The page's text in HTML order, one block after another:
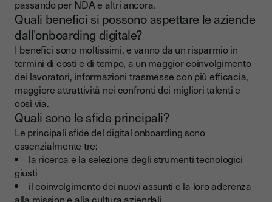
passando per NDA e altri ancora.
Quali benefici si possono aspettare le aziende
dall'onboarding digitale?
I benefici sono moltissimi, e vanno da un risparmio in
termini di costi e di tempo, a un maggior coinvolgimento
dei lavoratori, informazioni trasmesse con più efficacia,
maggiore attrattività nei confronti dei migliori talenti e
così via.
Quali sono le sfide principali?
Le principali sfide del digital onboarding sono
essenzialmente tre:
la ricerca e la selezione degli strumenti tecnologici
giusti
il coinvolgimento dei nuovi assunti e la loro aderenza